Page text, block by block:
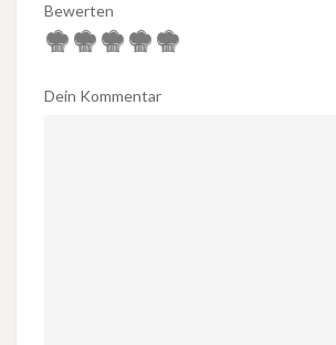
Bewerten
Dein Kommentar